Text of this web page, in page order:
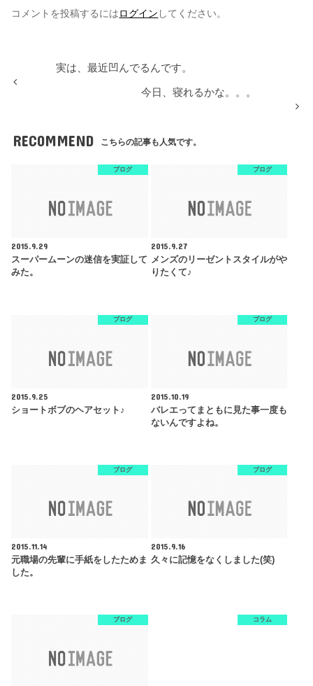
コメントを投稿するにはログイン してください。
実は、最近凹んでるんです。
今日、寝れるかな。。。
RECOMMEND こちらの記事も人気です。
ブログ
2015.9.29
スーパームーンの迷信を実証して
みた。
ブログ
2015.9.27
メンズのリーゼントスタイルがや
りたくて♪
ブログ
2015.9.25
ショートボブのヘアセット♪
ブログ
2015.10.19
バレエってまともに見た事一度も
ないんですよね。
ブログ
2015.11.14
元職場の先輩に手紙をしたためま
した。
ブログ
2015.9.16
久々に記憶をなくしました(笑)
ブログ コラム